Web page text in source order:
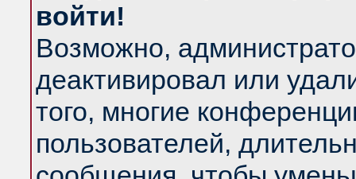
войти!
Возможно,
деактивировал или
того, многие
пользователей,